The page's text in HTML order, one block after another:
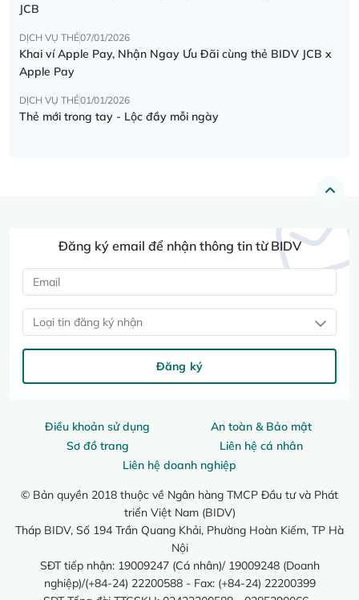
JCB
DỊCH VỤ THẺ07/01/2026
Khai ví Apple Pay, Nhận Ngay Ưu Đãi cùng thẻ BIDV JCB x
Apple Pay
DỊCH VỤ THẺ01/01/2026
Thẻ mới trong tay - Lộc đầy mỗi ngày
Điều khoản sử dụng
An toàn & Bảo mật
Sơ đồ trang
Liên hệ cá nhân
Liên hệ doanh nghiệp
© Bản quyền 2018 thuộc về Ngân hàng TMCP Đầu tư và Phát
triển Việt Nam (BIDV)
Tháp BIDV, Số 194 Trần Quang Khải, Phường Hoàn Kiếm, TP Hà
Nội
SĐT tiếp nhận: 19009247 (Cá nhân)/ 19009248 (Doanh
nghiệp)/(+84-24) 22200588 - Fax: (+84-24) 22200399
Đăng ký email để nhận thông tin từ BIDV
Loại tin đăng ký nhận
Đăng ký